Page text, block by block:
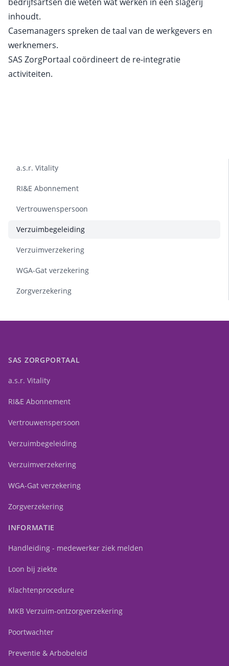
inhoudt.
Casemanagers spreken de taal van de werkgevers en
werknemers.
SAS ZorgPortaal coördineert de re-integratie
activiteiten.
a.s.r. Vitality
RI&E Abonnement
Vertrouwenspersoon
Verzuimbegeleiding
Verzuimverzekering
WGA-Gat verzekering
Zorgverzekering
SAS ZORGPORTAAL
a.s.r. Vitality
RI&E Abonnement
Vertrouwenspersoon
Verzuimbegeleiding
Verzuimverzekering
WGA-Gat verzekering
Zorgverzekering
INFORMATIE
Handleiding - medewerker ziek melden
Loon bij ziekte
Klachtenprocedure
MKB Verzuim-ontzorgverzekering
Poortwachter
Preventie & Arbobeleid